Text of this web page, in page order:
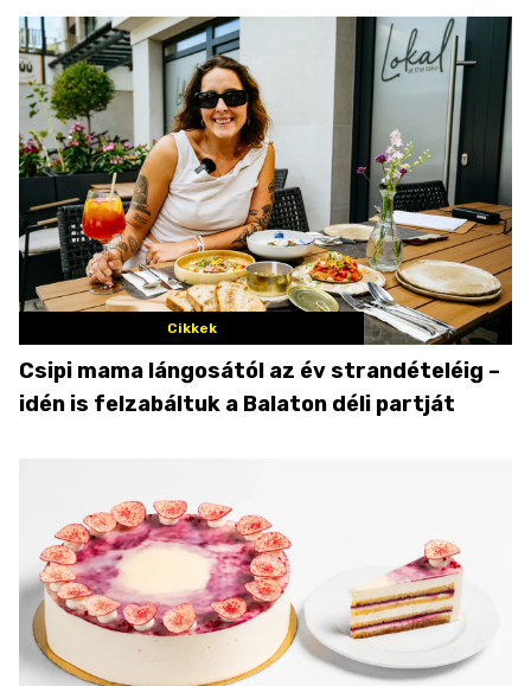
Cikkek
Csipi mama lángosától az év strandételéig –
idén is felzabáltuk a Balaton déli partját